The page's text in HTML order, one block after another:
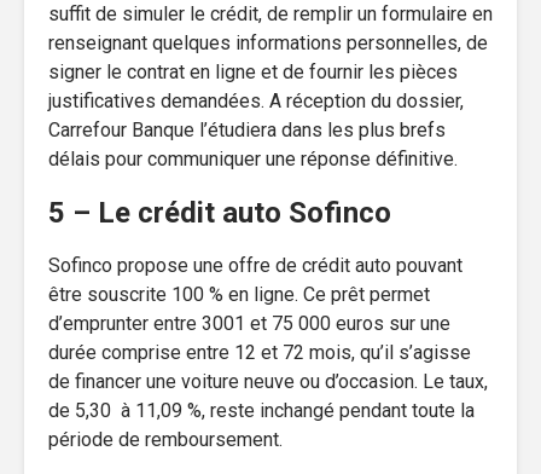
suffit de simuler le crédit, de remplir un formulaire en
renseignant quelques informations personnelles, de
signer le contrat en ligne et de fournir les pièces
justificatives demandées. A réception du dossier,
Carrefour Banque l’étudiera dans les plus brefs
délais pour communiquer une réponse définitive.
5 – Le crédit auto Sofinco
Sofinco propose une offre de crédit auto pouvant
être souscrite 100 % en ligne. Ce prêt permet
d’emprunter entre 3001 et 75 000 euros sur une
durée comprise entre 12 et 72 mois, qu’il s’agisse
de financer une voiture neuve ou d’occasion. Le taux,
de 5,30 à 11,09 %, reste inchangé pendant toute la
période de remboursement.